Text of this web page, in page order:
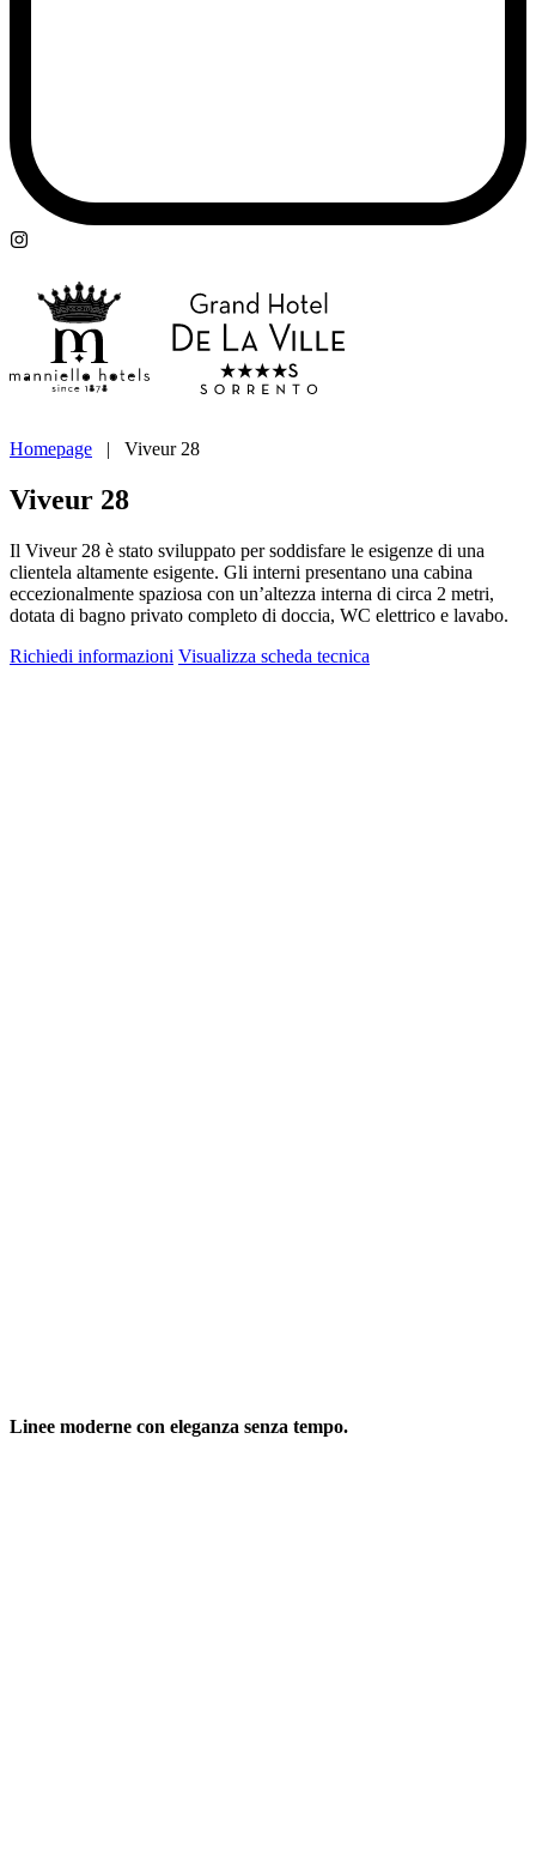
Homepage | Viveur 28
Viveur 28
Il Viveur 28 è stato sviluppato per soddisfare le esigenze di una
clientela altamente esigente. Gli interni presentano una cabina
eccezionalmente spaziosa con un’altezza interna di circa 2 metri,
dotata di bagno privato completo di doccia, WC elettrico e lavabo.
Richiedi informazioni Visualizza scheda tecnica
Linee moderne con eleganza senza tempo.